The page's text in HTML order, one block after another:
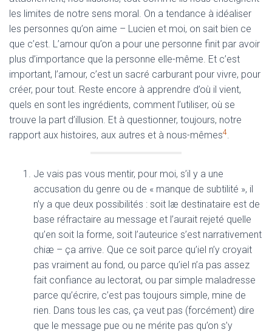
les limites de notre sens moral. On a tendance à idéaliser
les personnes qu’on aime – Lucien et moi, on sait bien ce
que c’est. L’amour qu’on a pour une personne finit par avoir
plus d’importance que la personne elle-même. Et c’est
important, l’amour, c’est un sacré carburant pour vivre, pour
créer, pour tout. Reste encore à apprendre d’où il vient,
quels en sont les ingrédients, comment l’utiliser, où se
trouve la part d’illusion. Et à questionner, toujours, notre
rapport aux histoires, aux autres et à nous-mêmes4.
Je vais pas vous mentir, pour moi, s’il y a une
accusation du genre ou de « manque de subtilité », il
n’y a que deux possibilités : soit læ destinataire est de
base réfractaire au message et l’aurait rejeté quelle
qu’en soit la forme, soit l’auteurice s’est narrativement
chiæ – ça arrive. Que ce soit parce qu’iel n’y croyait
pas vraiment au fond, ou parce qu’iel n’a pas assez
fait confiance au lectorat, ou par simple maladresse
parce qu’écrire, c’est pas toujours simple, mine de
rien. Dans tous les cas, ça veut pas (forcément) dire
que le message pue ou ne mérite pas qu’on s’y